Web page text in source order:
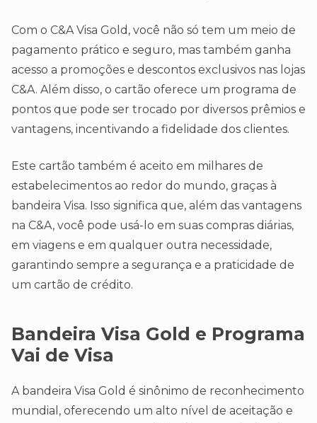
Com o C&A Visa Gold, você não só tem um meio de
pagamento prático e seguro, mas também ganha
acesso a promoções e descontos exclusivos nas lojas
C&A. Além disso, o cartão oferece um programa de
pontos que pode ser trocado por diversos prêmios e
vantagens, incentivando a fidelidade dos clientes.
Este cartão também é aceito em milhares de
estabelecimentos ao redor do mundo, graças à
bandeira Visa. Isso significa que, além das vantagens
na C&A, você pode usá-lo em suas compras diárias,
em viagens e em qualquer outra necessidade,
garantindo sempre a segurança e a praticidade de
um cartão de crédito.
Bandeira Visa Gold e Programa
Vai de Visa
A bandeira Visa Gold é sinônimo de reconhecimento
mundial, oferecendo um alto nível de aceitação e